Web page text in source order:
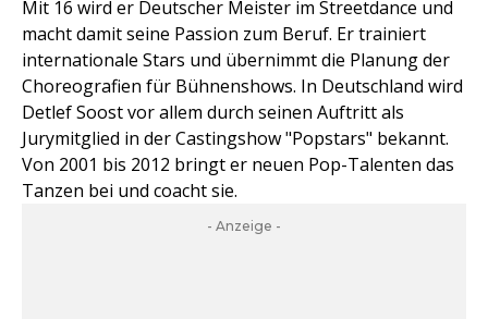
Mit 16 wird er Deutscher Meister im Streetdance und
macht damit seine Passion zum Beruf. Er trainiert
internationale Stars und übernimmt die Planung der
Choreografien für Bühnenshows. In Deutschland wird
Detlef Soost vor allem durch seinen Auftritt als
Jurymitglied in der Castingshow "Popstars" bekannt.
Von 2001 bis 2012 bringt er neuen Pop-Talenten das
Tanzen bei und coacht sie.
- Anzeige -